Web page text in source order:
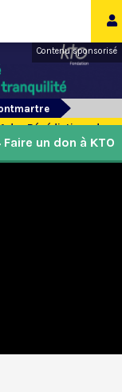
Contenu sponsorisé
des Bénédictines du
Faire un don à KTO